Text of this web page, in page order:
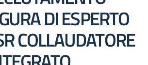
DI ESPERTO
COLLAUDATORE